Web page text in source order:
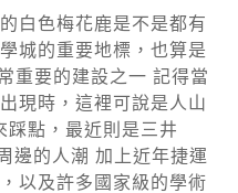
白色梅花鹿是不是都有
城的重要地標，也算是
重要的建設之一 記得當
現時，這裡可說是人山
踩點，最近則是三井
邊的人潮 加上近年捷運
以及許多國家級的學術